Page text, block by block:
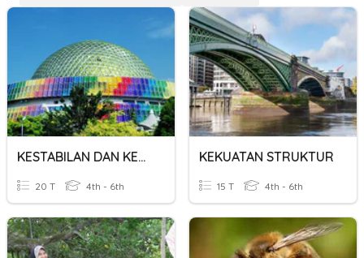
KESTABILAN DAN KEKUATAN STRUKTUR BINAAN
20 T 4th - 6th
KEKUATAN STRUKTUR
15 T 4th - 6th